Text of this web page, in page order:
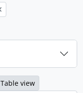
Table view